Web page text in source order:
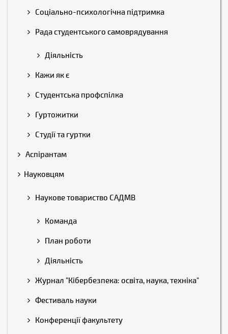
Соціально-психологічна підтримка
Рада студентського самоврядування
Діяльність
Кажи як є
Студентська профспілка
Гуртожитки
Студії та гуртки
Аспірантам
Науковцям
Наукове товариство САДМВ
Команда
План роботи
Діяльність
Журнал "Кібербезпека: освіта, наука, техніка"
Фестиваль науки
Конференції факультету